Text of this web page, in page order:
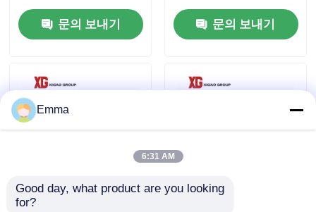
연락주세요
공기 짐 틈 스위치
전원 분배 개폐기
문의 보내기 문의 보내기
높은 신뢰도 SF6 회로
Emma
6:31 AM
Good day, what product are you looking
for?